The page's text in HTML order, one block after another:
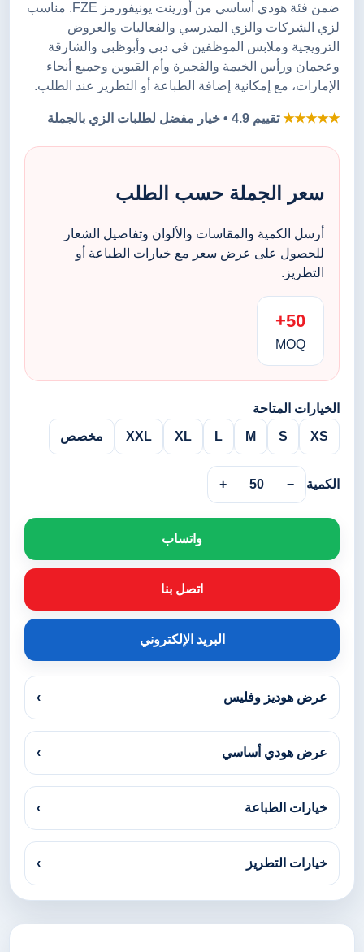
ضمن فئة هودي أساسي من أورينت يونيفورمز FZE. مناسب
لزي الشركات والزي المدرسي والفعاليات والعروض
الترويجية وملابس الموظفين في دبي وأبوظبي والشارقة
وعجمان ورأس الخيمة والفجيرة وأم القيوين وجميع أنحاء
الإمارات، مع إمكانية إضافة الطباعة أو التطريز عند الطلب.
★★★★★تقييم 4.9 • خيار مفضل لطلبات الزي بالجملة
سعر الجملة حسب الطلب
أرسل الكمية والمقاسات والألوان وتفاصيل الشعار
للحصول على عرض سعر مع خيارات الطباعة أو
التطريز.
50+
MOQ
الخيارات المتاحة
XS
S
M
L
XL
XXL مخصص
الكمية −
50
+
واتساب
اتصل بنا
البريد الإلكتروني
عرض هوديز وفليس ›
عرض هودي أساسي ›
خيارات الطباعة ›
خيارات التطريز ›